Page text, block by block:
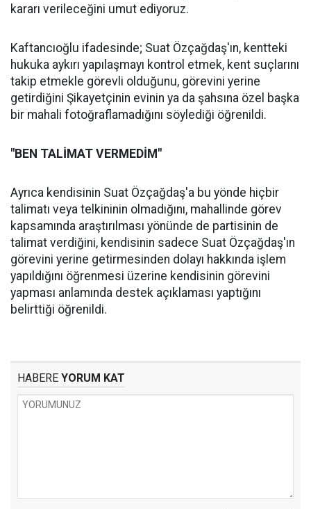
kararı verileceğini umut ediyoruz.
Kaftancıoğlu ifadesinde; Suat Özçağdaş'ın, kentteki
hukuka aykırı yapılaşmayı kontrol etmek, kent suçlarını
takip etmekle görevli olduğunu, görevini yerine
getirdiğini Şikayetçinin evinin ya da şahsına özel başka
bir mahali fotoğraflamadığını söylediği öğrenildi.
"BEN TALİMAT VERMEDİM"
Ayrıca kendisinin Suat Özçağdaş'a bu yönde hiçbir
talimatı veya telkininin olmadığını, mahallinde görev
kapsamında araştırılması yönünde de partisinin de
talimat verdiğini, kendisinin sadece Suat Özçağdaş'ın
görevini yerine getirmesinden dolayı hakkında işlem
yapıldığını öğrenmesi üzerine kendisinin görevini
yapması anlamında destek açıklaması yaptığını
belirttiği öğrenildi.
HABERE YORUM KAT